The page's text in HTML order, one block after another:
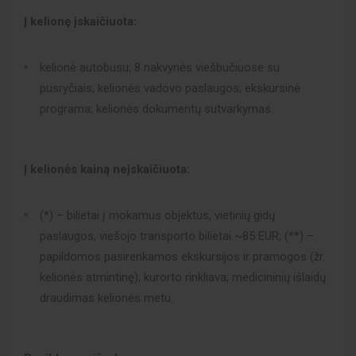
Į kelionę įskaičiuota:
kelionė autobusu; 8 nakvynės viešbučiuose su
pusryčiais; kelionės vadovo paslaugos; ekskursinė
programa; kelionės dokumentų sutvarkymas.
Į kelionės kainą neįskaičiuota:
(*) – bilietai į mokamus objektus, vietinių gidų
paslaugos, viešojo transporto bilietai ~85 EUR; (**) –
papildomos pasirenkamos ekskursijos ir pramogos (žr.
kelionės atmintinę); kurorto rinkliava; medicininių išlaidų
draudimas kelionės metu.